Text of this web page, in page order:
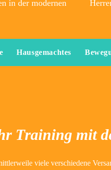
in der modernen
Hausgemachtes
Training mit
viele verschiedene